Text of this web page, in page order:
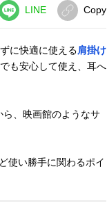
LINE Copy
に快適に使える肩掛け
も安心して使え、耳へ
、映画館のようなサ
使い勝手に関わるポイ